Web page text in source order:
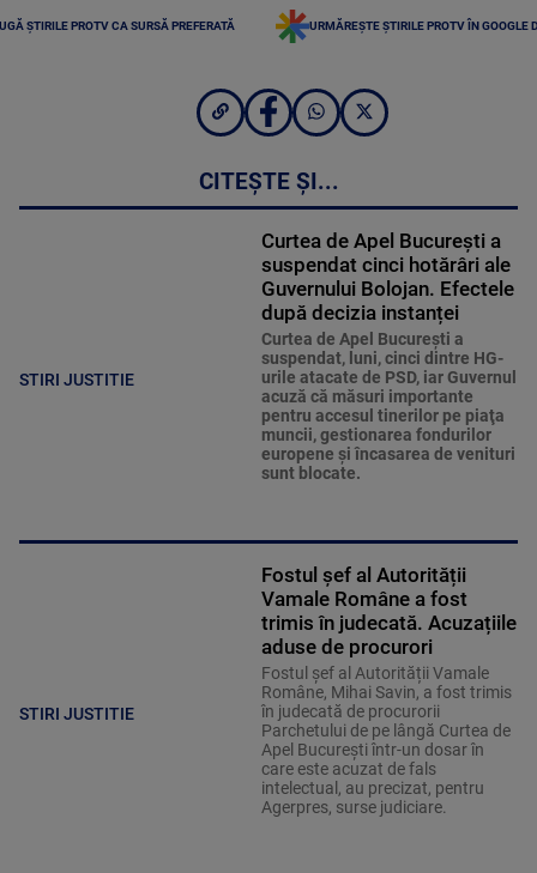
ȘTIRILE PROTV CA SURSĂ PREFERATĂ URMĂREȘTE ȘTIRILE PROTV ÎN GOOGLE
CITEȘTE ȘI...
STIRI JUSTITIE
Curtea de Apel București a
suspendat cinci hotărâri ale
Guvernului Bolojan. Efectele
după decizia instanței
Curtea de Apel Bucureşti a
suspendat, luni, cinci dintre HG-
urile atacate de PSD, iar Guvernul
acuză că măsuri importante
pentru accesul tinerilor pe piaţa
muncii, gestionarea fondurilor
europene şi încasarea de venituri
sunt blocate.
STIRI JUSTITIE
Fostul șef al Autorității
Vamale Române a fost
trimis în judecată. Acuzațiile
aduse de procurori
Fostul șef al Autorității Vamale
Române, Mihai Savin, a fost trimis
în judecată de procurorii
Parchetului de pe lângă Curtea de
Apel București într-un dosar în
care este acuzat de fals
intelectual, au precizat, pentru
Agerpres, surse judiciare.